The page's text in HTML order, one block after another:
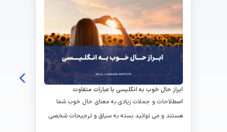
ابراز حال خوب به انگلیسی با عبارات متفاوت
اصطلاحات و جملات زیادی به معنای حال خوب شما
هستند و می توانید بسته به سیاق و ترجیحات شخصی